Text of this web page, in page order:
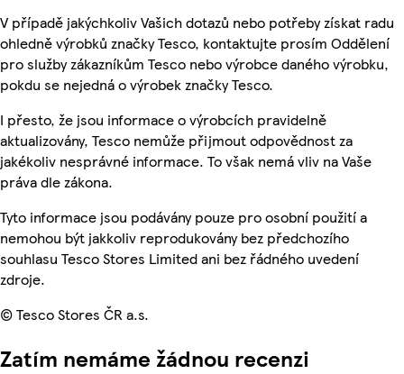
V případě jakýchkoliv Vašich dotazů nebo potřeby získat radu
ohledně výrobků značky Tesco, kontaktujte prosím Oddělení
pro služby zákazníkům Tesco nebo výrobce daného výrobku,
pokdu se nejedná o výrobek značky Tesco.
I přesto, že jsou informace o výrobcích pravidelně
aktualizovány, Tesco nemůže přijmout odpovědnost za
jakékoliv nesprávné informace. To však nemá vliv na Vaše
práva dle zákona.
Tyto informace jsou podávány pouze pro osobní použití a
nemohou být jakkoliv reprodukovány bez předchozího
souhlasu Tesco Stores Limited ani bez řádného uvedení
zdroje.
© Tesco Stores ČR a.s.
Zatím nemáme žádnou recenzi